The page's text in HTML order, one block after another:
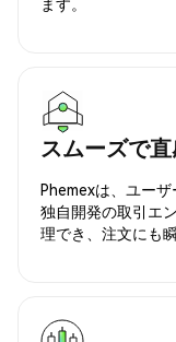
スムーズで
Phemexは、ユーザ
独自開発の取引エ
理でき、注文にも